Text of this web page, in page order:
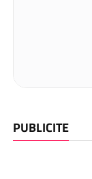
PUBLICITE